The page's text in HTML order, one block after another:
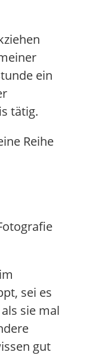
ein
tätig.
Reihe
sei es
sie mal
gut